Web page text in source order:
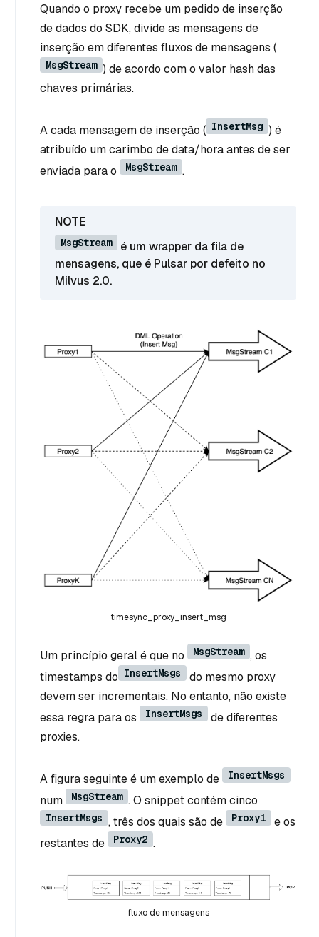
Quando o proxy recebe um pedido de inserção
de dados do SDK, divide as mensagens de
inserção em diferentes fluxos de mensagens (
MsgStream ) de acordo com o valor hash das
chaves primárias.
A cada mensagem de inserção ( InsertMsg ) é
atribuído um carimbo de data/hora antes de ser
enviada para o
MsgStream .
MsgStream
é um wrapper da fila de
mensagens, que é Pulsar por defeito no
Milvus 2.0.
timesync_proxy_insert_msg
Um princípio geral é que no MsgStream , os
timestamps do InsertMsgs
do mesmo proxy
devem ser incrementais. No entanto, não existe
essa regra para os
InsertMsgs
de diferentes
proxies.
A figura seguinte é um exemplo de InsertMsgs
num MsgStream . O snippet contém cinco
InsertMsgs , três dos quais são de Proxy1
e os
restantes de
Proxy2 .
fluxo de mensagens